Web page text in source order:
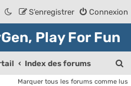
Connexion
S’enregistrer
Play For Fun
Index des forums
e
Marquer tous les forums comme lus